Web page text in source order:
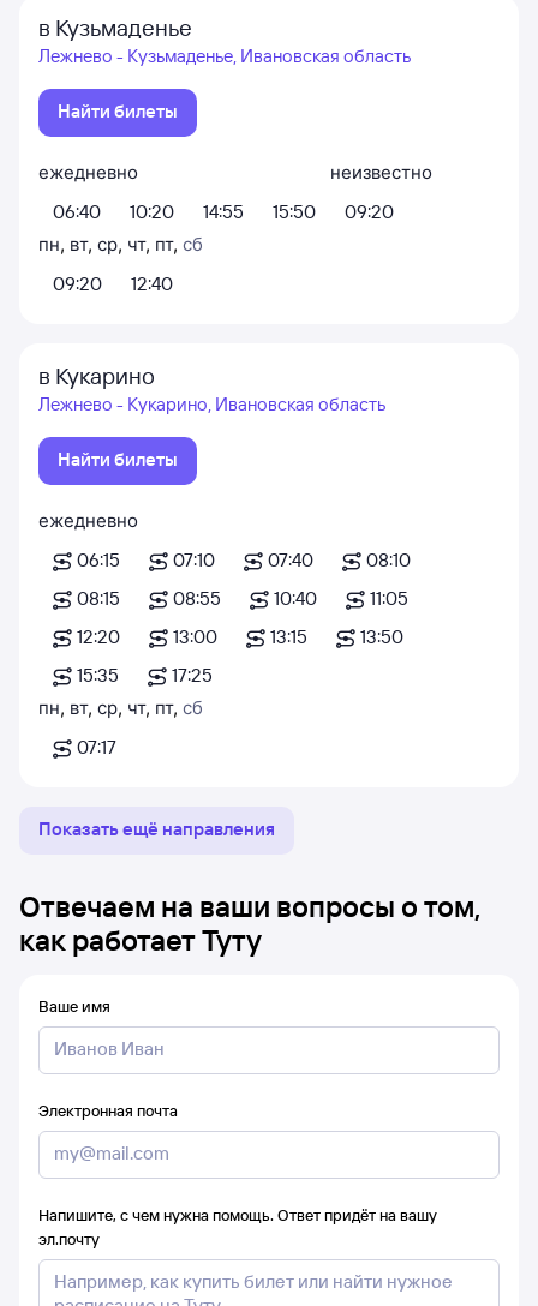
в Кузьмаденье
Лежнево - Кузьмаденье, Ивановская область
Найти билеты
ежедневно
06:40
10:20 14:55 15:50
неизвестно
09:20
пн, вт, ср, чт, пт, сб
09:20
12:40
в Кукарино
Лежнево - Кукарино, Ивановская область
Найти билеты
ежедневно
06:15
07:10 07:40
08:10
08:15
08:55 10:40
11:05
12:20
13:00 13:15
13:50
15:35
17:25
пн, вт, ср, чт, пт, сб
07:17
Показать ещё направления
Отвечаем на ваши вопросы о том,
как работает Туту
Ваше имя
Электронная почта
Напишите, с чем нужна помощь. Ответ придёт на вашу
эл.почту